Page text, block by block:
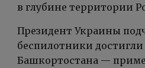
в глубине территории
Президент Украины
беспилотники
Башкортостана —